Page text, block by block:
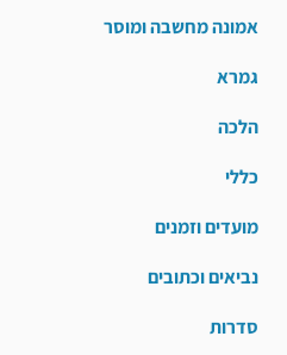
אמונה מחשבה ומוסר
גמרא
הלכה
כללי
מועדים וזמנים
נביאים וכתובים
סדרות